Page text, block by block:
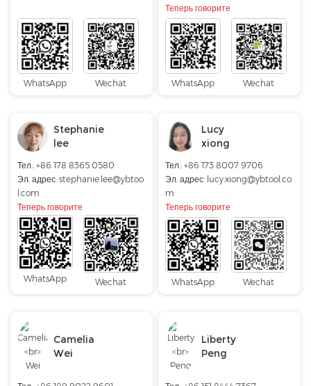
WhatsApp Wechat
Теперь говорите
WhatsApp Wechat
Stephanie
lee
Тел.: +86 178 8365 0580
Эл. адрес: stephanie.lee@ybtoo
l.com
Теперь говорите
WhatsApp Wechat
Lucy
xiong
Тел.:+86 173 8007 9706
Эл. адрес: lucy.xiong@ybtool.co
m
Теперь говорите
WhatsApp Wechat
Camelia
Wei
Liberty
Peng